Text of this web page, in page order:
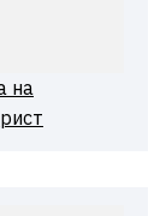
на